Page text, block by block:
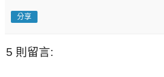
分享
5 則留言: